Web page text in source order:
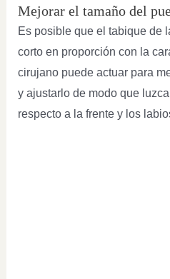
Mejorar el tamaño del
Es posible que el tabique de
corto en proporción con la
cirujano puede actuar para
y ajustarlo de modo que
respecto a la frente y los